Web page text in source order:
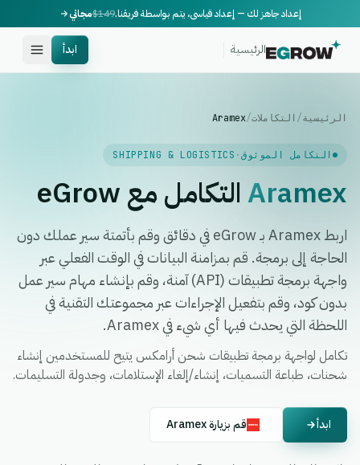
إعداد جاهز لك — إعداد قياسي، يتم بواسطة فريقنا.$149مجاني
الرئيسية ابدأ
الرئيسية/ التكاملات/
Aramex
التكامل الموثوق·
SHIPPING & LOGISTICS
Aramex التكامل مع eGrow
اربط Aramex بـ eGrow في دقائق وقم بأتمتة سير عملك دون
الحاجة إلى برمجة. قم بمزامنة البيانات في الوقت الفعلي عبر
واجهة برمجة تطبيقات (API) آمنة، وقم بإنشاء مهام سير عمل
بدون كود، وقم بتفعيل الإجراءات عبر مجموعتك التقنية في
اللحظة التي يحدث فيها أي شيء في Aramex.
تكامل لواجهة برمجة تطبيقات شحن أرامكس يتيح للمستخدمين إنشاء
شحنات، طباعة التسميات، إنشاء/إلغاء الإستلامات، وجدولة التسليمات.
ابدأ قم بزيارة Aramex